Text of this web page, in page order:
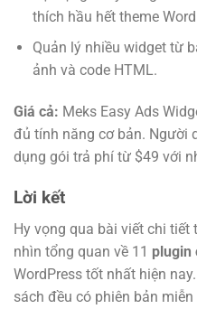
thích hầu hết theme
Quản lý nhiều widget từ
ảnh và code HTML.
Giá cả: Meks Easy Ads
đủ tính năng cơ bản. Người
dụng gói trả phí từ $49 với
Lời kết
Hy vọng qua bài viết chi tiết
nhìn tổng quan về 11 plugin
WordPress tốt nhất hiện
sách đều có phiên bản